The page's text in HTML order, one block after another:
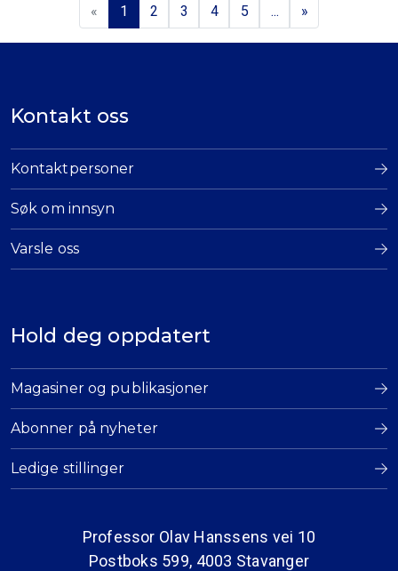
« 1 2 3 4 5 ... »
Kontakt oss
Kontaktpersoner
Søk om innsyn
Varsle oss
Hold deg oppdatert
Magasiner og publikasjoner
Abonner på nyheter
Ledige stillinger
Professor Olav Hanssens vei 10
Postboks 599, 4003 Stavanger